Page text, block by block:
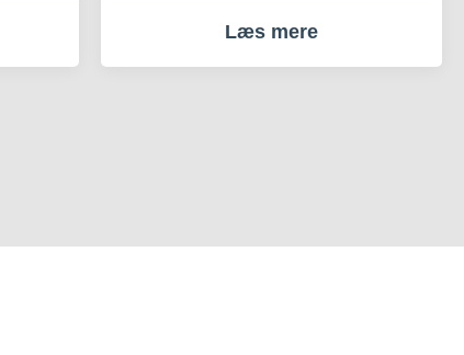
Læs mere